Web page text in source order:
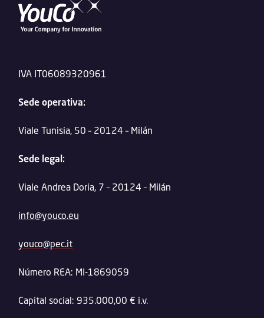
IVA IT06089320961
Sede operativa:
Viale Tunisia, 50 – 20124 – Milán
Sede legal:
Viale Andrea Doria, 7 – 20124 – Milán
info@youco.eu
youco@pec.it
Número REA: MI-1869059
Capital social: 935.000,00 € i.v.